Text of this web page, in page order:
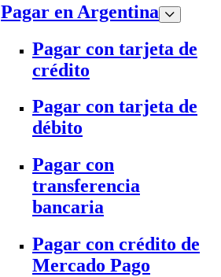
Pagar en Argentina
Pagar con tarjeta de
crédito
Pagar con tarjeta de
débito
Pagar con
transferencia
bancaria
Pagar con crédito de
Mercado Pago